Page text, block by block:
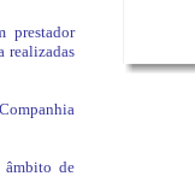
prestador
realizadas
âmbito de